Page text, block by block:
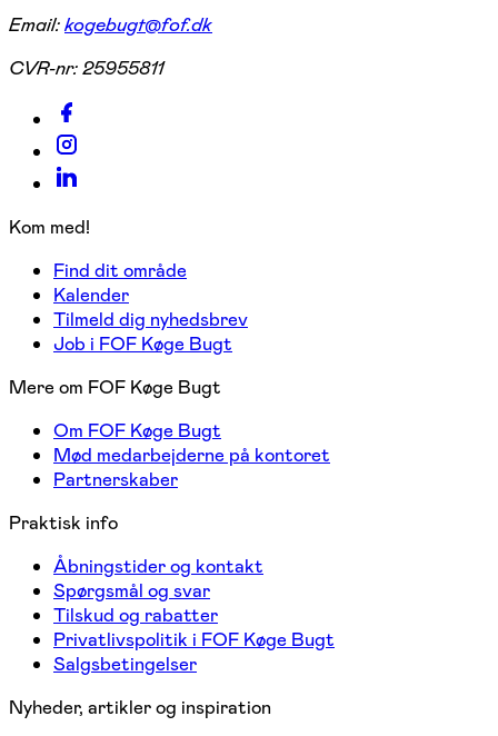
Email:kogebugt@fof.dk
CVR-nr:25955811
Kom med!
Find dit område
Kalender
Tilmeld dig nyhedsbrev
Job i FOF Køge Bugt
Mere om FOF Køge Bugt
Om FOF Køge Bugt
Mød medarbejderne på kontoret
Partnerskaber
Praktisk info
Åbningstider og kontakt
Spørgsmål og svar
Tilskud og rabatter
Privatlivspolitik i FOF Køge Bugt
Salgsbetingelser
Nyheder, artikler og inspiration